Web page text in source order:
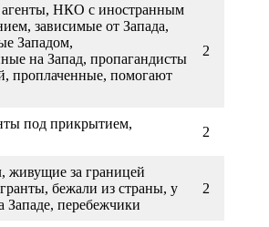
НКО с иностранным
зависимые от Запада,
Западом,
на Запад, пропагандисты
проплаченные, помогают
2
под прикрытием,
2
живущие за границей
бежали из страны, у
Западе, перебежчики
2